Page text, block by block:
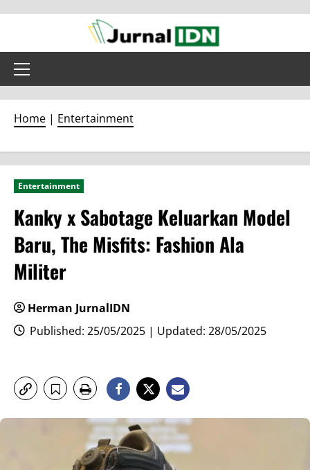
content
Primary
Home | Entertainment
Entertainment
Kanky x Sabotage Keluarkan Model
Baru, The Misfits: Fashion Ala
Militer
Herman JurnalIDN
Published: 25/05/2025 | Updated: 28/05/2025